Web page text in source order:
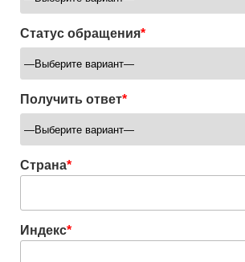
Статус обращения*
Получить ответ*
Страна*
Индекс*